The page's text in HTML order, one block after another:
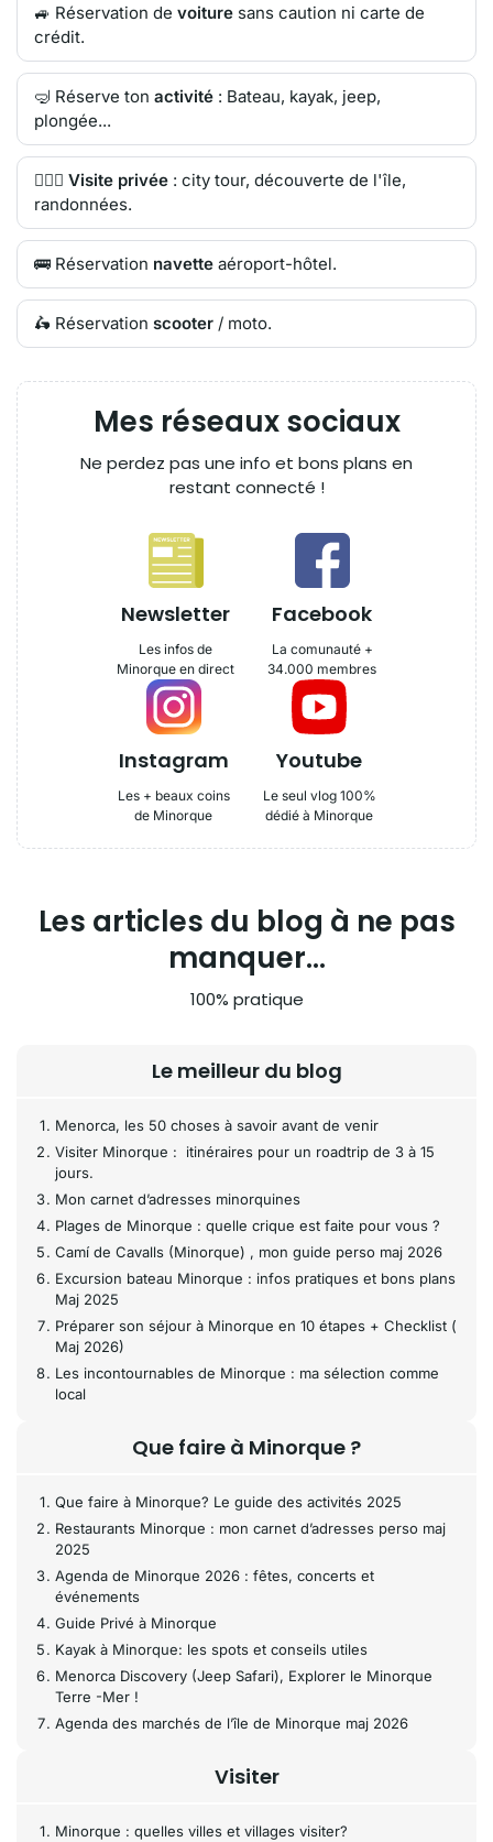
🚙 Réservation de voiture sans caution ni carte de
crédit.
🤿 Réserve ton activité : Bateau, kayak, jeep,
plongée...
🙋🏻‍♂️ Visite privée : city tour, découverte de l'île,
randonnées.
🚌 Réservation navette aéroport-hôtel.
🛵 Réservation scooter / moto.
Mes réseaux sociaux
Ne perdez pas une info et bons plans en
restant connecté !
Newsletter
Les infos de
Minorque en direct
Facebook
La comunauté +
34.000 membres
Instagram
Les + beaux coins
de Minorque
Youtube
Le seul vlog 100%
dédié à Minorque
Les articles du blog à ne pas
manquer...
100% pratique
Le meilleur du blog
Menorca, les 50 choses à savoir avant de venir
Visiter Minorque : itinéraires pour un roadtrip de 3 à 15
jours.
Mon carnet d’adresses minorquines
Plages de Minorque : quelle crique est faite pour vous ?
Camí de Cavalls (Minorque) , mon guide perso maj 2026
Excursion bateau Minorque : infos pratiques et bons plans
Maj 2025
Préparer son séjour à Minorque en 10 étapes + Checklist (
Maj 2026)
Les incontournables de Minorque : ma sélection comme
local
Que faire à Minorque ?
Que faire à Minorque? Le guide des activités 2025
Restaurants Minorque : mon carnet d’adresses perso maj
2025
Agenda de Minorque 2026 : fêtes, concerts et
événements
Guide Privé à Minorque
Kayak à Minorque: les spots et conseils utiles
Menorca Discovery (Jeep Safari), Explorer le Minorque
Terre -Mer !
Agenda des marchés de l’île de Minorque maj 2026
Visiter
Minorque : quelles villes et villages visiter?